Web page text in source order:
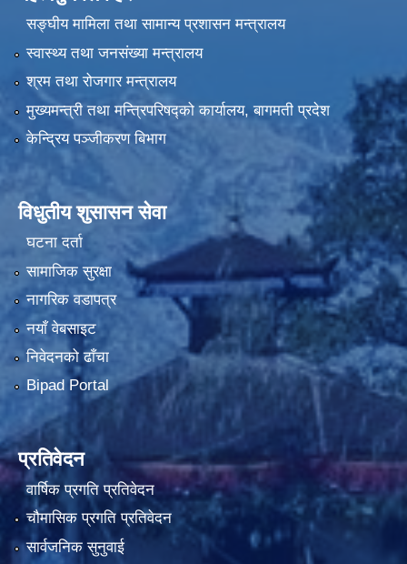
सङ्घीय मामिला तथा सामान्य प्रशासन मन्त्रालय
स्वास्थ्य तथा जनसंख्या मन्त्रालय
श्रम तथा रोजगार मन्त्रालय
मुख्यमन्त्री तथा मन्त्रिपरिषद्को कार्यालय, बागमती प्रदेश
केन्द्रिय पञ्जीकरण बिभाग
विधुतीय शुसासन सेवा
घटना दर्ता
सामाजिक सुरक्षा
नागरिक वडापत्र
नयाँ वेबसाइट
निवेदनको ढाँचा
Bipad Portal
प्रतिवेदन
वार्षिक प्रगति प्रतिवेदन
चौमासिक प्रगति प्रतिवेदन
सार्वजनिक सुनुवाई